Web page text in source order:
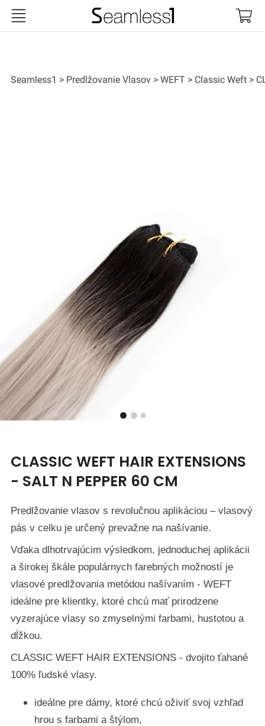
Seamless1 Predlžovanie Vlasov WEFT Classic Weft
CLASSIC WEFT HAIR EXTENSIONS
- SALT N PEPPER 60 CM
Predlžovanie vlasov s revolučnou aplikáciou – vlasový
pás v celku je určený prevažne na našívanie.
Vďaka dlhotrvajúcim výsledkom, jednoduchej aplikácii
a širokej škále populárnych farebných možností je
vlasové predlžovania metódou našívaním - WEFT
ideálne pre klientky, ktoré chcú mať prirodzene
vyzerajúce vlasy so zmyselnými farbami, hustotou a
dĺžkou.
CLASSIC WEFT HAIR EXTENSIONS - dvojito ťahané
100% ľudské vlasy.
ideálne pre dámy, ktoré chcú oživiť svoj vzhľad
hrou s farbami a štýlom,